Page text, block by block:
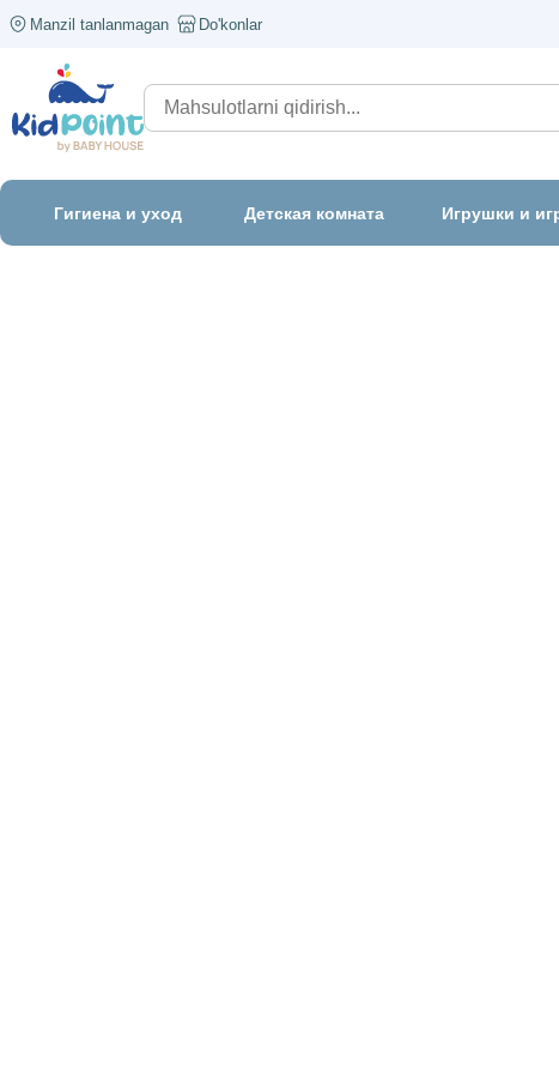
Manzil tanlanmagan Do'konlar
Гигиена и уход Детская комната Игрушки и